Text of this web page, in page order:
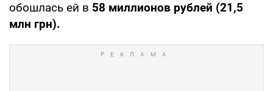
обошлась ей в 58 миллионов рублей (21,5
млн грн).